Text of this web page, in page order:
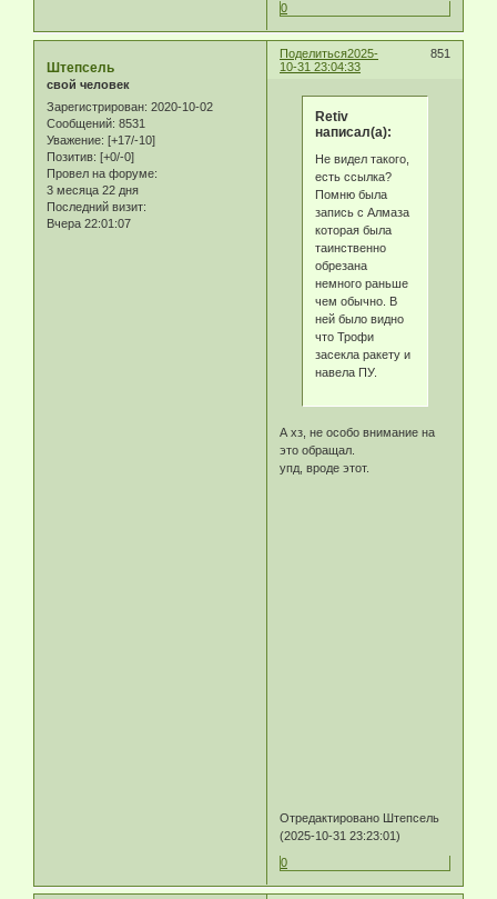
0
Поделиться 851
2025-
10-31 23:04:33
Штепсель
свой человек
Зарегистрирован: 2020-10-02
Сообщений: 8531
Уважение: [+17/-10]
Позитив: [+0/-0]
Провел на форуме:
3 месяца 22 дня
Последний визит:
Вчера 22:01:07
Retiv
написал(а):
Не видел такого,
есть ссылка?
Помню была
запись с Алмаза
которая была
таинственно
обрезана
немного раньше
чем обычно. В
ней было видно
что Трофи
засекла ракету и
навела ПУ.
А хз, не особо внимание на
это обращал.
упд, вроде этот.
Отредактировано Штепсель
(2025-10-31 23:23:01)
0